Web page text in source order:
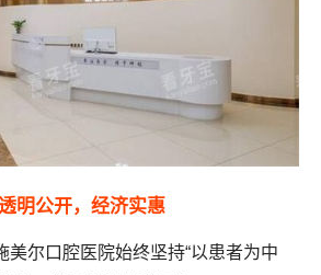
明公开，经济实惠
美尔口腔医院始终坚持“以患者为中